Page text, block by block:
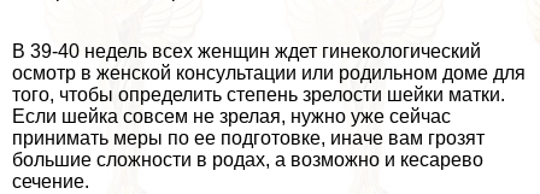
В 39-40 недель всех женщин ждет гинекологический
осмотр в женской консультации или родильном доме для
того, чтобы определить степень зрелости шейки матки.
Если шейка совсем не зрелая, нужно уже сейчас
принимать меры по ее подготовке, иначе вам грозят
большие сложности в родах, а возможно и кесарево
сечение.